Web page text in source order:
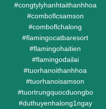
#congtylyhanhtaithanhhoa
#comboflcsamson
#comboflchalong
#flamingocatbaresort
#flamingohaitien
#flamingodailai
#tuorhanoithanhhoa
#tuorhanoisamson
#tuortrungquocduongbo
#duthuyenhalong1ngay